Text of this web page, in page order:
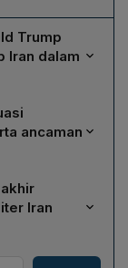
Trump
Iran dalam
akan
selama dua
bahwa
kembali ke
Gedung
ancaman
Ia
AS
Iran secara
Iran
perang